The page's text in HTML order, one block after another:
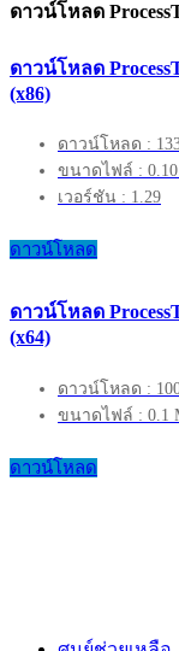
ดาวน์โหลด
ดาวน์โหลด
(x86)
ดาวน์โหลด :
ขนาดไฟล์ : 0.10
เวอร์ชัน : 1.29
ดาวน์โหลด
ดาวน์โหลด
(x64)
ดาวน์โหลด :
ขนาดไฟล์ : 0.1
ดาวน์โหลด